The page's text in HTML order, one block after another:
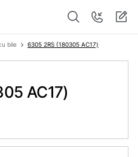
bile 6305 2RS (180305 АС17)
АС17)